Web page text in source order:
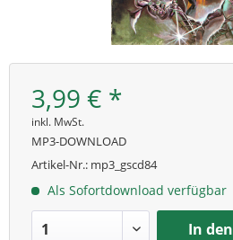
3,99 € *
inkl. MwSt.
MP3-DOWNLOAD
Artikel-Nr.: mp3_gscd84
Als Sofortdownload verfügbar
In den